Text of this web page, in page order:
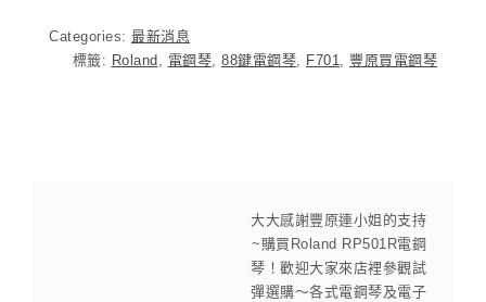
Categories: 最新消息
標籤: Roland , 電鋼琴, 88鍵電鋼琴, F701, 豐原買電鋼琴
大大感謝豐原連小姐的支持
~購買Roland RP501R電鋼
琴！歡迎大家來店裡參觀試
彈選購～各式電鋼琴及電子